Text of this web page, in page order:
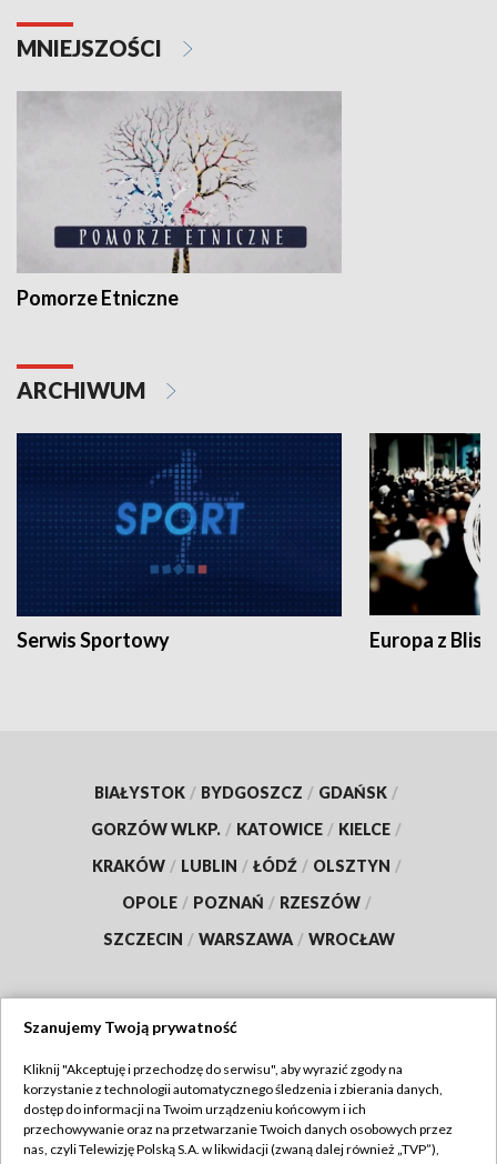
MNIEJSZOŚCI
Pomorze Etniczne
ARCHIWUM
Serwis Sportowy Europa z
BIAŁYSTOK / BYDGOSZCZ / GDAŃSK /
GORZÓW WLKP. / KATOWICE / KIELCE /
KRAKÓW / LUBLIN / ŁÓDŹ / OLSZTYN /
OPOLE / POZNAŃ / RZESZÓW /
SZCZECIN / WARSZAWA / WROCŁAW
TVP
Abonament TVP
Regulamin TVP
Szanujemy Twoją prywatność
Kliknij "Akceptuję i przechodzę do serwisu", aby wyrazić zgody na
korzystanie z technologii automatycznego śledzenia i zbierania danych,
dostęp do informacji na Twoim urządzeniu końcowym i ich
przechowywanie oraz na przetwarzanie Twoich danych osobowych przez
nas, czyli Telewizję Polską S.A. w likwidacji (zwaną dalej również „TVP”),